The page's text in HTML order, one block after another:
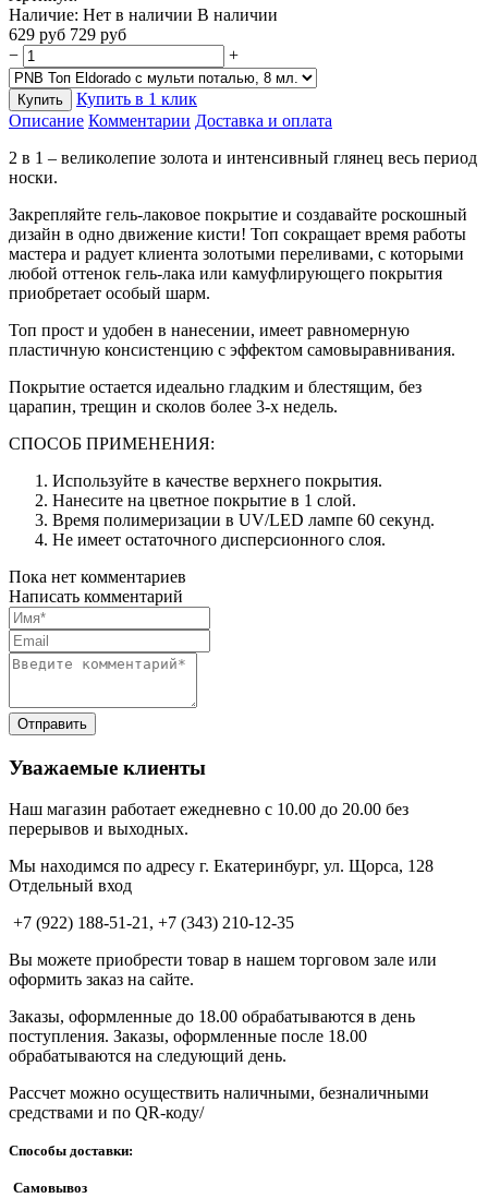
Наличие: Нет в наличии В наличии
629 руб 729 руб
−
+
Купить
Купить в 1 клик
Описание Комментарии Доставка и оплата
2 в 1 – великолепие золота и интенсивный глянец весь период
носки.
Закрепляйте гель-лаковое покрытие и создавайте роскошный
дизайн в одно движение кисти! Топ сокращает время работы
мастера и радует клиента золотыми переливами, с которыми
любой оттенок гель-лака или камуфлирующего покрытия
приобретает особый шарм.
Топ прост и удобен в нанесении, имеет равномерную
пластичную консистенцию с эффектом самовыравнивания.
Покрытие остается идеально гладким и блестящим, без
царапин, трещин и сколов более 3-х недель.
СПОСОБ ПРИМЕНЕНИЯ:
Используйте в качестве верхнего покрытия.
Нанесите на цветное покрытие в 1 слой.
Время полимеризации в UV/LED лампе 60 секунд.
Не имеет остаточного дисперсионного слоя.
Пока нет комментариев
Написать комментарий
Уважаемые клиенты
Наш магазин работает ежедневно с 10.00 до 20.00 без
перерывов и выходных.
Мы находимся по адресу г. Екатеринбург, ул. Щорса, 128
Отдельный вход
+7 (922) 188-51-21, +7 (343) 210-12-35
Вы можете приобрести товар в нашем торговом зале или
оформить заказ на сайте.
Заказы, оформленные до 18.00 обрабатываются в день
поступления. Заказы, оформленные после 18.00
обрабатываются на следующий день.
Рассчет можно осуществить наличными, безналичными
средствами и по QR-коду/
Способы доставки:
Самовывоз